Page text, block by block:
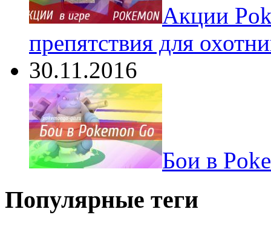
Акции
препятствия для
30.11.2016
Бои в
Популярные теги